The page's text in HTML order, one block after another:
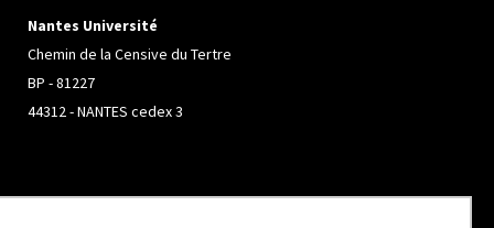
Nantes Université
Chemin de la Censive du Tertre
BP - 81227
44312 - NANTES cedex 3